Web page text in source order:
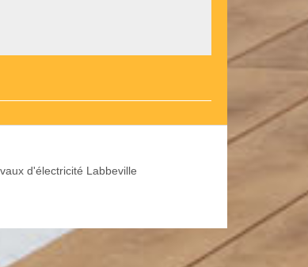
d'électricité Labbeville